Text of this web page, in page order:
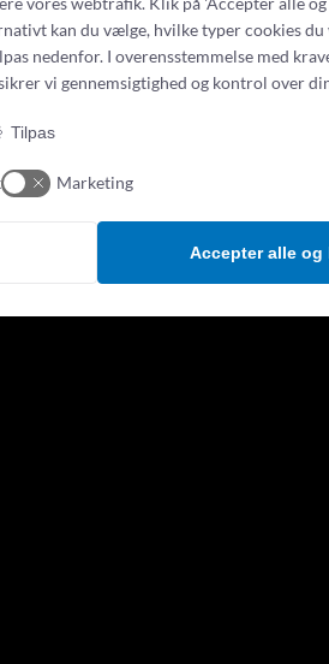
kan du vælge, hvilke typer cookies du
nedenfor. I overensstemmelse med
vi gennemsigtighed og kontrol over
Tilpas
Marketing
Accepter alle og